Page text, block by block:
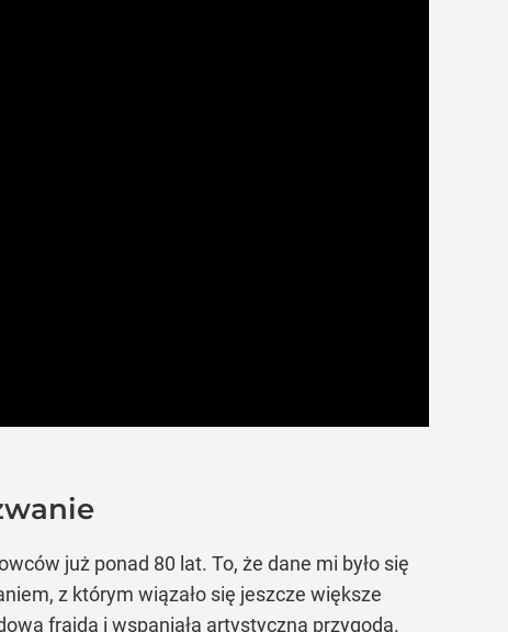
już ponad 80 lat. To, że dane mi było się
z którym wiązało się jeszcze większe
frajdą i wspaniałą artystyczną przygodą.